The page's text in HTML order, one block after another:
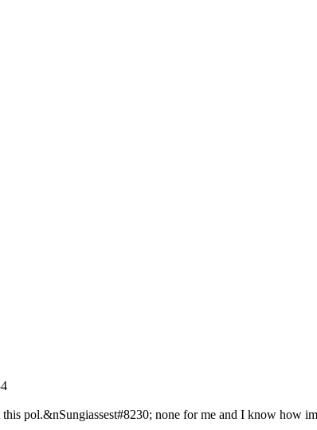
pol.&nSungiassest#8230; none for me and I know how